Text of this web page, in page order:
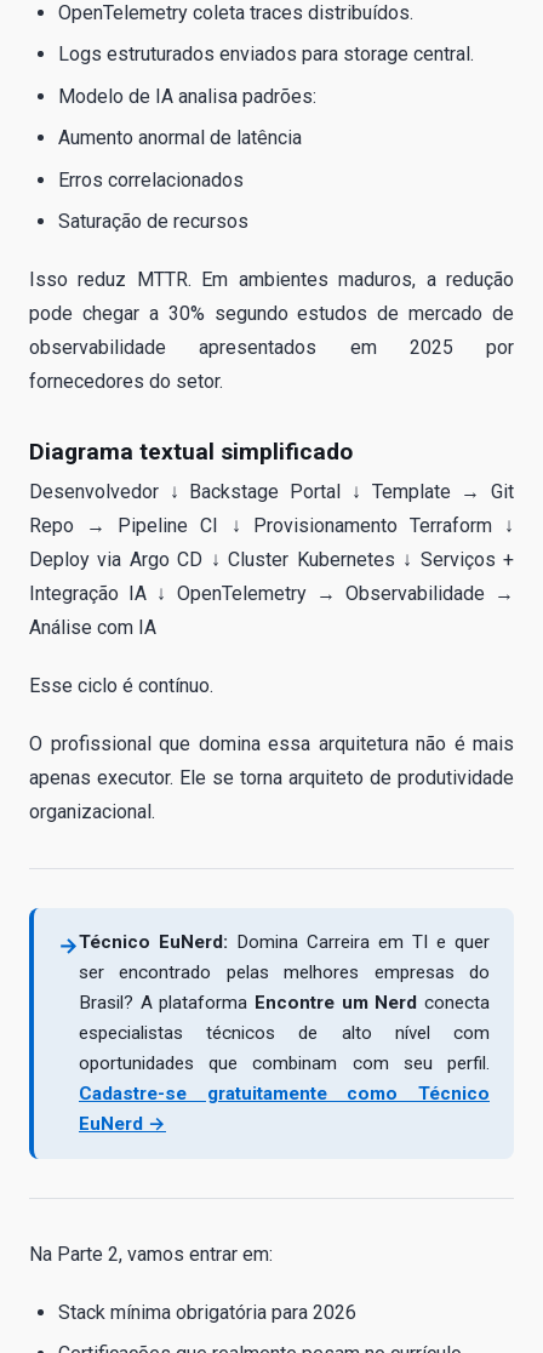
OpenTelemetry coleta traces distribuídos.
Logs estruturados enviados para storage central.
Modelo de IA analisa padrões:
Aumento anormal de latência
Erros correlacionados
Saturação de recursos
Isso reduz MTTR. Em ambientes maduros, a redução
pode chegar a 30% segundo estudos de mercado de
observabilidade apresentados em 2025 por
fornecedores do setor.
Diagrama textual simplificado
Desenvolvedor ↓ Backstage Portal ↓ Template → Git
Repo → Pipeline CI ↓ Provisionamento Terraform ↓
Deploy via Argo CD ↓ Cluster Kubernetes ↓ Serviços +
Integração IA ↓ OpenTelemetry → Observabilidade →
Análise com IA
Esse ciclo é contínuo.
O profissional que domina essa arquitetura não é mais
apenas executor. Ele se torna arquiteto de produtividade
organizacional.
→Técnico EuNerd: Domina Carreira em TI e quer
ser encontrado pelas melhores empresas do
Brasil? A plataforma Encontre um Nerd conecta
especialistas técnicos de alto nível com
oportunidades que combinam com seu perfil.
Cadastre-se gratuitamente como Técnico
EuNerd →
Na Parte 2, vamos entrar em:
Stack mínima obrigatória para 2026